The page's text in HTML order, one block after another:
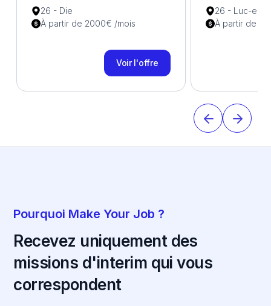
26 - Die
À partir de 2000€ /mois
Voir l'offre
26 - Luc-en-
À partir de
Pourquoi Make Your Job ?
Recevez uniquement des
missions d'interim qui vous
correspondent